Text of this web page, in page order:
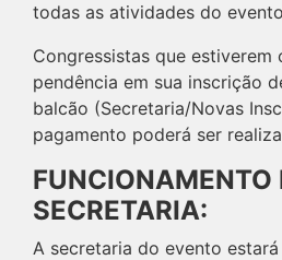
todas as atividades do
Congressistas que estiverem
pendência em sua inscrição
balcão (Secretaria/Novas
pagamento poderá ser
FUNCIONAMENTO
SECRETARIA:
A secretaria do evento